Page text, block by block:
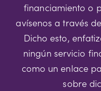
financiamiento o
avísenos a través
Dicho esto,
ningún servicio
como un enlace
sobre